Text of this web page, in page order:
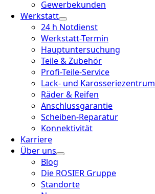
Gewerbekunden
Werkstatt
24 h Notdienst
Werkstatt-Termin
Hauptuntersuchung
Teile & Zubehör
Profi-Teile-Service
Lack- und Karosseriezentrum
Räder & Reifen
Anschlussgarantie
Scheiben-Reparatur
Konnektivität
Karriere
Über uns
Blog
Die ROSIER Gruppe
Standorte